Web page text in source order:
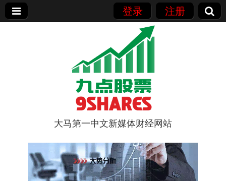
登录 注册
9点股票
大马第一中文新媒体财经网站